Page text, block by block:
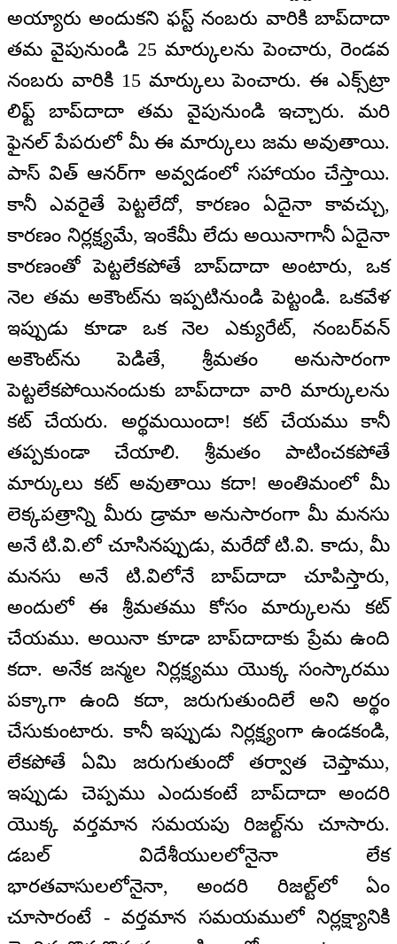
అయ్యారు అందుకని ఫస్ట్ నంబరు వారికి బాప్‌దాదా
తమ వైపునుండి 25 మార్కులను పెంచారు, రెండవ
నంబరు వారికి 15 మార్కులు పెంచారు. ఈ ఎక్స్‌ట్రా
లిఫ్ట్ బాప్‌దాదా తమ వైపునుండి ఇచ్చారు. మరి
ఫైనల్ పేపరులో మీ ఈ మార్కులు జమ అవుతాయి.
పాస్ విత్ ఆనర్‌గా అవ్వడంలో సహాయం చేస్తాయి.
కానీ ఎవరైతే పెట్టలేదో, కారణం ఏదైనా కావచ్చు,
కారణం నిర్లక్ష్యమే, ఇంకేమీ లేదు అయినాగానీ ఏదైనా
కారణంతో పెట్టలేకపోతే బాప్‌దాదా అంటారు, ఒక
నెల తమ అకౌంట్‌ను ఇప్పటినుండి పెట్టండి. ఒకవేళ
ఇప్పుడు కూడా ఒక నెల ఎక్యురేట్, నంబర్‌వన్
అకౌంట్‌ను పెడితే, శ్రీమతం అనుసారంగా
పెట్టలేకపోయినందుకు బాప్‌దాదా వారి మార్కులను
కట్ చేయరు. అర్థమయిందా! కట్ చేయము కానీ
తప్పకుండా చేయాలి. శ్రీమతం పాటించకపోతే
మార్కులు కట్ అవుతాయి కదా! అంతిమంలో మీ
లెక్కపత్రాన్ని మీరు డ్రామా అనుసారంగా మీ మనసు
అనే టి.వి.లో చూసినప్పుడు, మరేదో టి.వి. కాదు, మీ
మనసు అనే టి.విలోనే బాప్‌దాదా చూపిస్తారు,
అందులో ఈ శ్రీమతము కోసం మార్కులను కట్
చేయము. అయినా కూడా బాప్‌దాదాకు ప్రేమ ఉంది
కదా. అనేక జన్మల నిర్లక్ష్యము యొక్క సంస్కారము
పక్కాగా ఉంది కదా, జరుగుతుందిలే అని అర్థం
చేసుకుంటారు. కానీ ఇప్పుడు నిర్లక్ష్యంగా ఉండకండి,
లేకపోతే ఏమి జరుగుతుందో తర్వాత చెప్తాము,
ఇప్పుడు చెప్పము ఎందుకంటే బాప్‌దాదా అందరి
యొక్క వర్తమాన సమయపు రిజల్ట్‌ను చూసారు.
డబల్ విదేశీయులలోనైనా లేక
భారతవాసులలోనైనా, అందరి రిజల్ట్‌లో ఏం
చూసారంటే - వర్తమాన సమయములో నిర్లక్ష్యానికి